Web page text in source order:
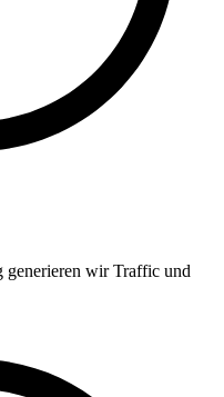
generieren wir Traffic und